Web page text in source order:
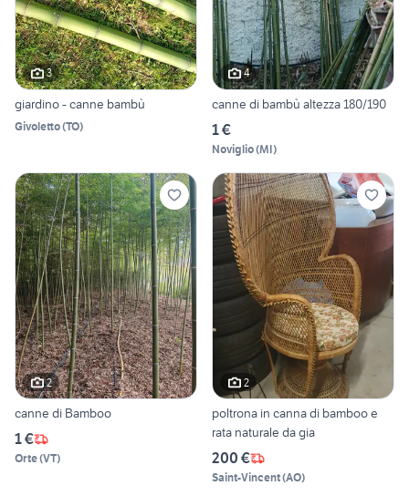
3
giardino - canne bambù
Givoletto(TO)
4
canne di bambù altezza 180/190
1 €
Noviglio(MI)
2
canne di Bamboo
1 €
Orte(VT)
2
poltrona in canna di bamboo e
rata naturale da gia
200 €
Saint-Vincent(AO)